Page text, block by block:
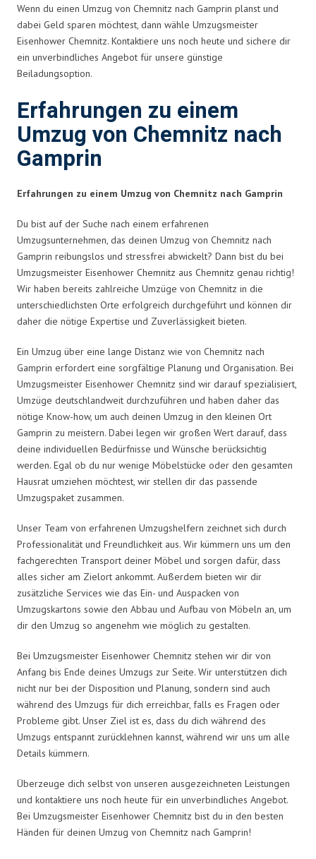
Wenn du einen Umzug von Chemnitz nach Gamprin planst und
dabei Geld sparen möchtest, dann wähle Umzugsmeister
Eisenhower Chemnitz. Kontaktiere uns noch heute und sichere dir
ein unverbindliches Angebot für unsere günstige
Beiladungsoption.
Erfahrungen zu einem
Umzug von Chemnitz nach
Gamprin
Erfahrungen zu einem Umzug von Chemnitz nach Gamprin
Du bist auf der Suche nach einem erfahrenen
Umzugsunternehmen, das deinen Umzug von Chemnitz nach
Gamprin reibungslos und stressfrei abwickelt? Dann bist du bei
Umzugsmeister Eisenhower Chemnitz aus Chemnitz genau richtig!
Wir haben bereits zahlreiche Umzüge von Chemnitz in die
unterschiedlichsten Orte erfolgreich durchgeführt und können dir
daher die nötige Expertise und Zuverlässigkeit bieten.
Ein Umzug über eine lange Distanz wie von Chemnitz nach
Gamprin erfordert eine sorgfältige Planung und Organisation. Bei
Umzugsmeister Eisenhower Chemnitz sind wir darauf spezialisiert,
Umzüge deutschlandweit durchzuführen und haben daher das
nötige Know-how, um auch deinen Umzug in den kleinen Ort
Gamprin zu meistern. Dabei legen wir großen Wert darauf, dass
deine individuellen Bedürfnisse und Wünsche berücksichtig
werden. Egal ob du nur wenige Möbelstücke oder den gesamten
Hausrat umziehen möchtest, wir stellen dir das passende
Umzugspaket zusammen.
Unser Team von erfahrenen Umzugshelfern zeichnet sich durch
Professionalität und Freundlichkeit aus. Wir kümmern uns um den
fachgerechten Transport deiner Möbel und sorgen dafür, dass
alles sicher am Zielort ankommt. Außerdem bieten wir dir
zusätzliche Services wie das Ein- und Auspacken von
Umzugskartons sowie den Abbau und Aufbau von Möbeln an, um
dir den Umzug so angenehm wie möglich zu gestalten.
Bei Umzugsmeister Eisenhower Chemnitz stehen wir dir von
Anfang bis Ende deines Umzugs zur Seite. Wir unterstützen dich
nicht nur bei der Disposition und Planung, sondern sind auch
während des Umzugs für dich erreichbar, falls es Fragen oder
Probleme gibt. Unser Ziel ist es, dass du dich während des
Umzugs entspannt zurücklehnen kannst, während wir uns um alle
Details kümmern.
Überzeuge dich selbst von unseren ausgezeichneten Leistungen
und kontaktiere uns noch heute für ein unverbindliches Angebot.
Bei Umzugsmeister Eisenhower Chemnitz bist du in den besten
Händen für deinen Umzug von Chemnitz nach Gamprin!